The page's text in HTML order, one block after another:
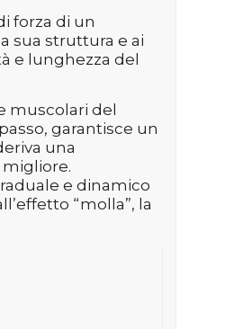
forza di un
sua struttura e ai
e lunghezza del
muscolari del
garantisce un
una
e dinamico
“molla”, la